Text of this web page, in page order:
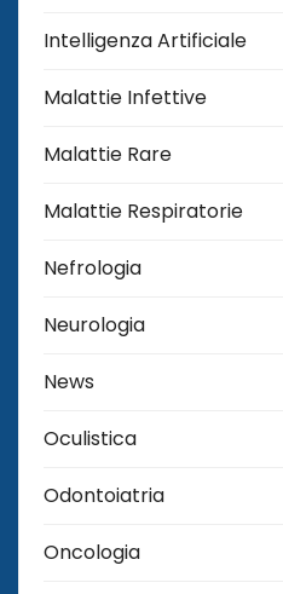
Intelligenza Artificiale
Malattie Infettive
Malattie Rare
Malattie Respiratorie
Nefrologia
Neurologia
News
Oculistica
Odontoiatria
Oncologia